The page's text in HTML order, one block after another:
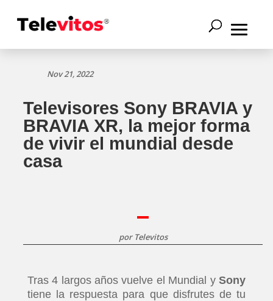
Nov 21, 2022
Televisores Sony BRAVIA y
BRAVIA XR, la mejor forma
de vivir el mundial desde
casa
por Televitos
Tras 4 largos años vuelve el Mundial ySony
tiene la respuesta para que disfrutes de tu